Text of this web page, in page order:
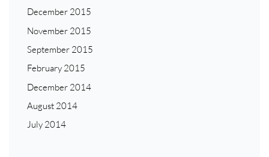
December 2015
November 2015
September 2015
February 2015
December 2014
August 2014
July 2014